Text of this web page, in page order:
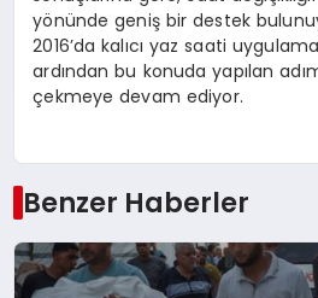
yönünde geniş bir destek
2016’da kalıcı yaz saati
ardından bu konuda yapılan
çekmeye devam ediyor.
Benzer Haberler